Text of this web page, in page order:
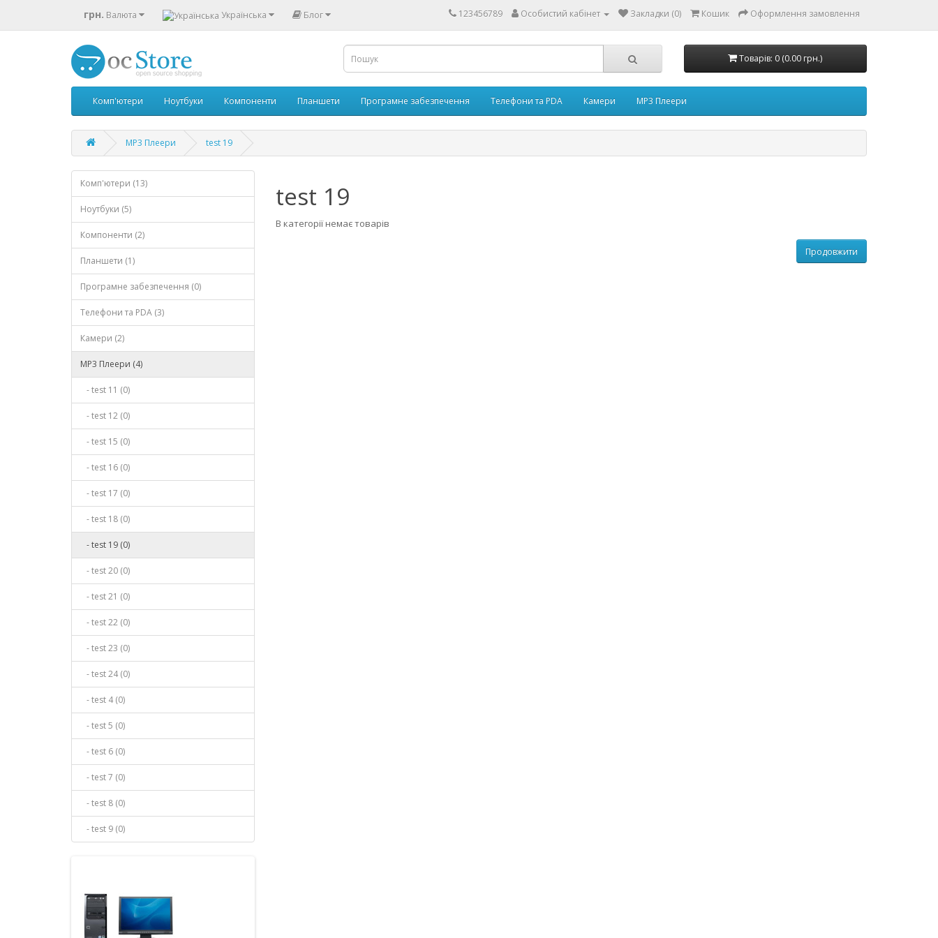
грн. Валюта Українська Блог 123456789 Особистий кабінет Закладки (0) Кошик Оформлення замовлення
Товарів: 0 (0.00 грн.)
Комп'ютери Ноутбуки Компоненти Планшети Програмне забезпечення Телефони та PDA Камери MP3 Плеери
MP3 Плеери test 19
Комп'ютери (13)
Ноутбуки (5)
Компоненти (2)
Планшети (1)
Програмне забезпечення (0)
Телефони та PDA (3)
Камери (2)
MP3 Плеери (4)
- test 11 (0)
- test 12 (0)
- test 15 (0)
- test 16 (0)
- test 17 (0)
- test 18 (0)
- test 19 (0)
- test 20 (0)
- test 21 (0)
- test 22 (0)
- test 23 (0)
- test 24 (0)
- test 4 (0)
- test 5 (0)
- test 6 (0)
- test 7 (0)
- test 8 (0)
- test 9 (0)
test 19
В категорії немає товарів
Продовжити